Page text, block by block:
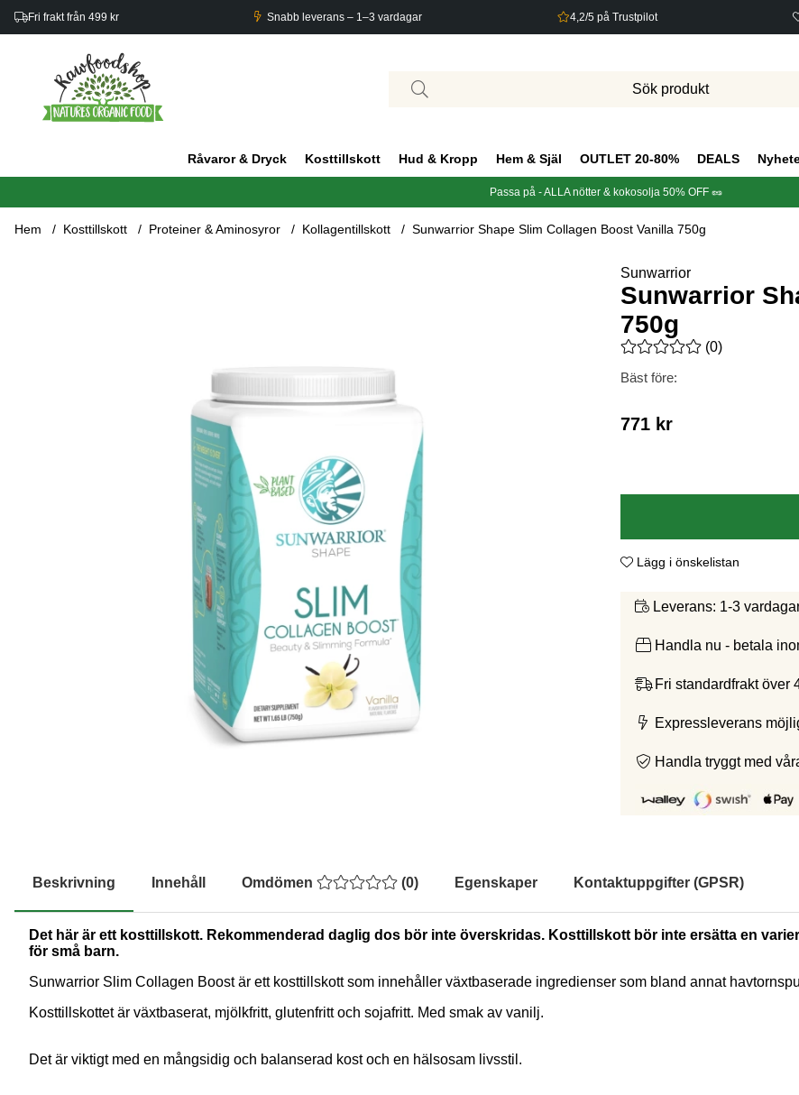
Fri frakt från 499 kr Snabb leverans – 1–3 vardagar 4,2/5 på Trustpilot
Råvaror & Dryck Kosttillskott Hud & Kropp Hem & Själ OUTLET 20-80% DEALS
Passa på - ALLA nötter & kokosolja 50% OFF 🥜
Hem Kosttillskott Proteiner & Aminosyror Kollagentillskott Sunwarrior Shape Slim Collagen Boost Vanilla 750g
Sunwarrior
Sunwarrior
750g
Medelbetyg 0 av 5 Antal
(0)
Bäst före:
771 kr
Lägg i önskelistan
Leverans: 1-3
Handla nu - betala
Fri standardfrakt över
Expressleverans
Handla tryggt med
Beskrivning Innehåll Omdömen (0) Egenskaper Kontaktuppgifter (GPSR)
Det här är ett kosttillskott. Rekommenderad daglig dos bör inte överskridas. Kosttillskott bör inte ersätta en
för små barn.
Sunwarrior Slim Collagen Boost är ett kosttillskott som innehåller växtbaserade ingredienser som bland annat
Kosttillskottet är växtbaserat, mjölkfritt, glutenfritt och sojafritt. Med smak av vanilj.
Det är viktigt med en mångsidig och balanserad kost och en hälsosam livsstil.